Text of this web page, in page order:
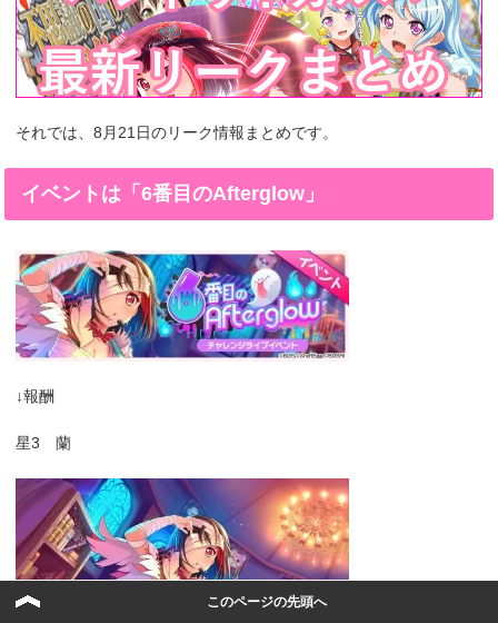
それでは、8月21日のリーク情報まとめです。
イベントは「6番目のAfterglow」
↓報酬
星3 蘭
このページの先頭へ